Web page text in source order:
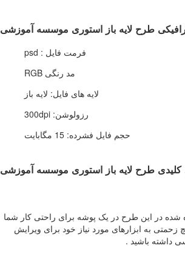
طرح لایه باز استوری موسسه آموزشی
فرمت فایل : psd
مد رنگی RGB
لایه های فایل: لایه باز
رزولوشن: 300dpi
حجم فایل فشرده: 15 مگابایت
طرح لایه باز استوری موسسه آموزشی
شده در این طرح در یک پوشه برای راحتی کار شما
زحمتی به ابزارهای مورد نیاز خود برای ویرایش
داشته باشید .